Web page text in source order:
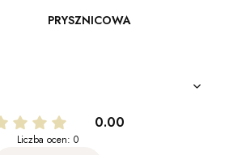
PRYSZNICOWA
0.00
Liczba ocen: 0